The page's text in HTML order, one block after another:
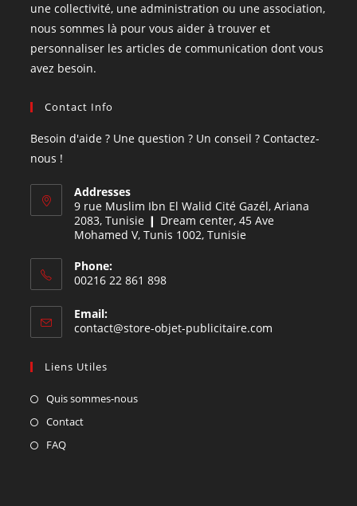
une collectivité, une administration ou une association,
nous sommes là pour vous aider à trouver et
personnaliser les articles de communication dont vous
avez besoin.
Contact Info
Besoin d'aide ? Une question ? Un conseil ? Contactez-
nous !
Addresses
9 rue Muslim Ibn El Walid Cité Gazél, Ariana
2083, Tunisie ❙ Dream center, 45 Ave
Mohamed V, Tunis 1002, Tunisie
Phone:
00216 22 861 898
Email:
contact@store-objet-publicitaire.com
Liens Utiles
Quis sommes-nous
Contact
FAQ